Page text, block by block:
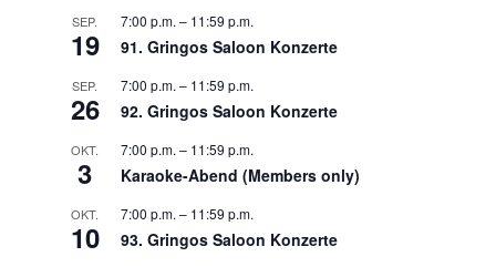
SEP.
19
7:00 p.m. – 11:59 p.m.
91. Gringos Saloon Konzerte
SEP.
26
7:00 p.m. – 11:59 p.m.
92. Gringos Saloon Konzerte
OKT.
3
7:00 p.m. – 11:59 p.m.
Karaoke-Abend (Members only)
OKT.
10
7:00 p.m. – 11:59 p.m.
93. Gringos Saloon Konzerte